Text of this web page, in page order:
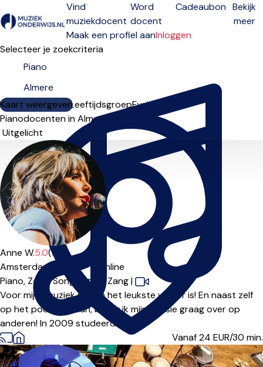
Open menu
Vind
muziekdocent
Word
docent
Cadeaubon Bekijk
meer
Maak een profiel aanInloggen
Selecteer je zoekcriteria
Kaart weergeven
LesdagenNiveauLeeftijdsgroepFysiek
Pianodocenten in Almere
Sorteervolgorde
Anne W.5.0(9)
Amsterdam (1033***),
Online
Piano, Zang,Songwriting,Zang|
Voor mij is muziek maken het leukste wat er is! En naast zelf
op het podium staan, breng ik mijn passie graag over op
anderen! In 2009 studeerde ik af...
Vanaf 24 EUR/30 min.